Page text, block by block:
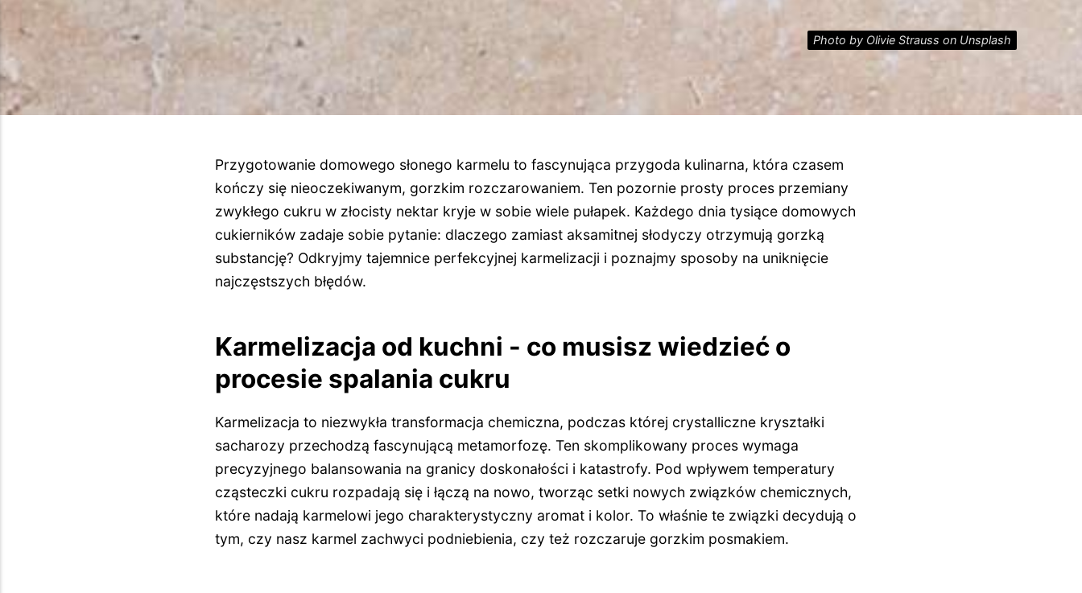
Photo by Olivie Strauss on Unsplash
Przygotowanie domowego słonego karmelu to fascynująca przygoda kulinarna, która czasem
kończy się nieoczekiwanym, gorzkim rozczarowaniem. Ten pozornie prosty proces przemiany
zwykłego cukru w złocisty nektar kryje w sobie wiele pułapek. Każdego dnia tysiące domowych
cukierników zadaje sobie pytanie: dlaczego zamiast aksamitnej słodyczy otrzymują gorzką
substancję? Odkryjmy tajemnice perfekcyjnej karmelizacji i poznajmy sposoby na uniknięcie
najczęstszych błędów.
Karmelizacja od kuchni - co musisz wiedzieć o
procesie spalania cukru
Karmelizacja to niezwykła transformacja chemiczna, podczas której crystalliczne kryształki
sacharozy przechodzą fascynującą metamorfozę. Ten skomplikowany proces wymaga
precyzyjnego balansowania na granicy doskonałości i katastrofy. Pod wpływem temperatury
cząsteczki cukru rozpadają się i łączą na nowo, tworząc setki nowych związków chemicznych,
które nadają karmelowi jego charakterystyczny aromat i kolor. To właśnie te związki decydują o
tym, czy nasz karmel zachwyci podniebienia, czy też rozczaruje gorzkim posmakiem.